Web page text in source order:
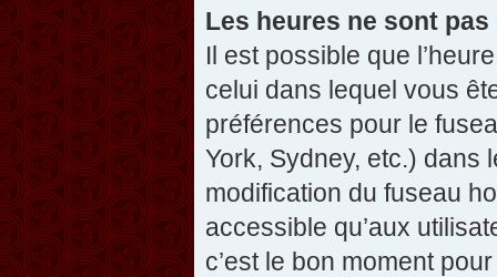
Les heures ne sont
Il est possible que
celui dans lequel vous
préférences pour le
York, Sydney, etc.) dans
modification du fuseau
accessible qu’aux
c’est le bon moment